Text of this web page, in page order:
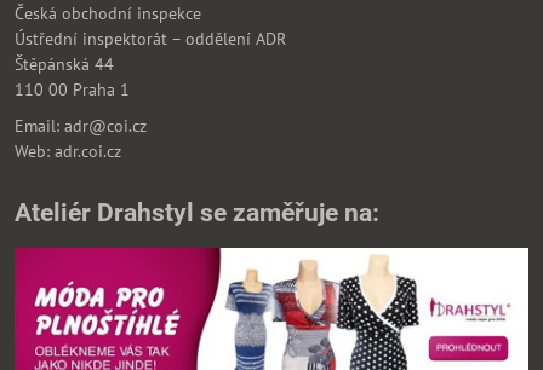
Česká obchodní inspekce
Ústřední inspektorát – oddělení ADR
Štěpánská 44
110 00 Praha 1
Email: adr@coi.cz
Web: adr.coi.cz
Ateliér Drahstyl se zaměřuje na: